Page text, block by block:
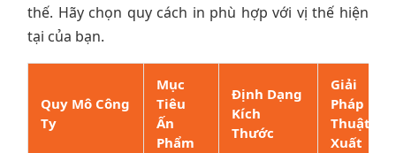
thế. Hãy chọn quy cách in phù hợp với vị thế hiện
tại của bạn.
Quy Mô Công
Ty
Mục
Tiêu
Ấn
Phẩm
Định Dạng
Kích
Thước
Giải
Pháp Kỹ
Thuật Đề
Xuất